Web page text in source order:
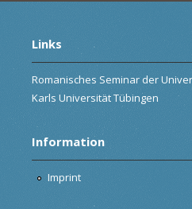
Links
Romanisches Seminar der
Karls Universität Tübingen
Information
Imprint